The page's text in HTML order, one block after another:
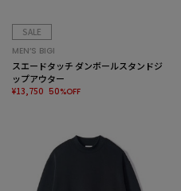
SALE
MEN’S BIGI
スエードタッチ ダンボールスタンドジ
ップアウター
¥13,750 50%OFF